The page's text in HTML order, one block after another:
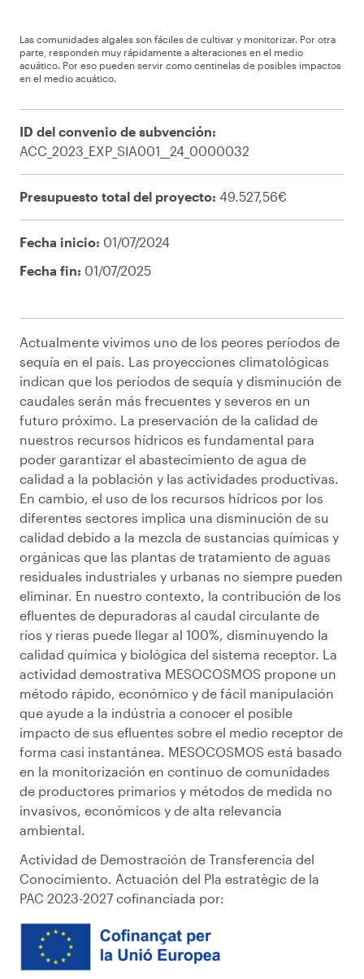
Las comunidades algales son fáciles de cultivar y monitorizar. Por otra
parte, responden muy rápidamente a alteraciones en el medio
acuático. Por eso pueden servir como centinelas de posibles impactos
en el medio acuático.
ID del convenio de subvención:
ACC_2023_EXP_SIA001__24_0000032
Presupuesto total del proyecto: 49.527,56€
Fecha inicio: 01/07/2024
Fecha fin: 01/07/2025
Actualmente vivimos uno de los peores períodos de
sequía en el país. Las proyecciones climatológicas
indican que los períodos de sequía y disminución de
caudales serán más frecuentes y severos en un
futuro próximo. La preservación de la calidad de
nuestros recursos hídricos es fundamental para
poder garantizar el abastecimiento de agua de
calidad a la población y las actividades productivas.
En cambio, el uso de los recursos hídricos por los
diferentes sectores implica una disminución de su
calidad debido a la mezcla de sustancias químicas y
orgánicas que las plantas de tratamiento de aguas
residuales industriales y urbanas no siempre pueden
eliminar. En nuestro contexto, la contribución de los
efluentes de depuradoras al caudal circulante de
ríos y rieras puede llegar al 100%, disminuyendo la
calidad química y biológica del sistema receptor. La
actividad demostrativa MESOCOSMOS propone un
método rápido, económico y de fácil manipulación
que ayude a la indústria a conocer el posible
impacto de sus efluentes sobre el medio receptor de
forma casi instantánea. MESOCOSMOS está basado
en la monitorización en continuo de comunidades
de productores primarios y métodos de medida no
invasivos, económicos y de alta relevancia
ambiental.
Actividad de Demostración de Transferencia del
Conocimiento. Actuación del Pla estratègic de la
PAC 2023-2027 cofinanciada por: